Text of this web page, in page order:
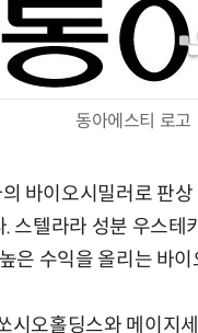
동아에스티 로고
바이오시밀러로 판
스텔라라 성분 우스
은 수익을 올리는 바이
시오홀딩스와 메이지